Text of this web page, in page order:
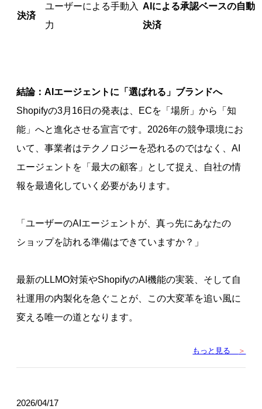
決済
ユーザーによる手動入
力
AIによる承認ベースの自動
決済
結論：AIエージェントに「選ばれる」ブランドへ
Shopifyの3月16日の発表は、ECを「場所」から「知
能」へと進化させる宣言です。2026年の競争環境にお
いて、事業者はテクノロジーを恐れるのではなく、AI
エージェントを「最大の顧客」として捉え、自社の情
報を最適化していく必要があります。
「ユーザーのAIエージェントが、真っ先にあなたの
ショップを訪れる準備はできていますか？」
最新のLLMO対策やShopifyのAI機能の実装、そして自
社運用の内製化を急ぐことが、この大変革を追い風に
変える唯一の道となります。
もっと見る ＞
2026/04/17